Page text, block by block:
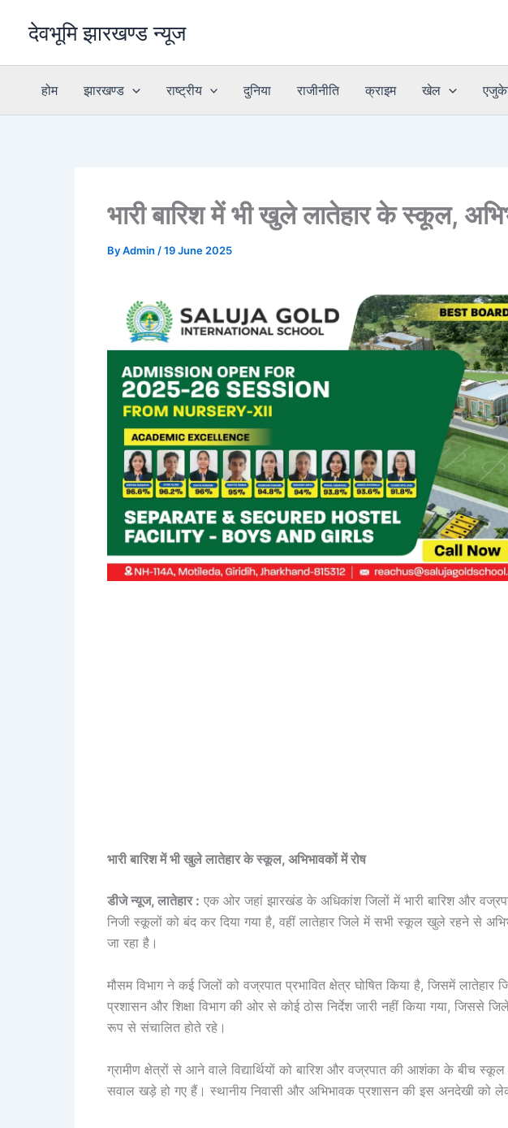
देवभूमि झारखण्ड न्यूज
होम झारखण्ड राष्ट्रीय दुनिया राजीनीति क्राइम खेल
भारी बारिश में भी खुले लातेहार के स्कूल,
ByAdmin /19 June 2025
भारी बारिश में भी खुले लातेहार के स्कूल, अभिभावकों में रोष
डीजे न्यूज, लातेहार : एक ओर जहां झारखंड के अधिकांश जिलों में भारी बारिश और
निजी स्कूलों को बंद कर दिया गया है, वहीं लातेहार जिले में सभी स्कूल खुले रहने से
जा रहा है।
मौसम विभाग ने कई जिलों को वज्रपात प्रभावित क्षेत्र घोषित किया है, जिसमें
प्रशासन और शिक्षा विभाग की ओर से कोई ठोस निर्देश जारी नहीं किया गया, जिससे
रूप से संचालित होते रहे।
ग्रामीण क्षेत्रों से आने वाले विद्यार्थियों को बारिश और वज्रपात की आशंका के बीच
सवाल खड़े हो गए हैं। स्थानीय निवासी और अभिभावक प्रशासन की इस अनदेखी को